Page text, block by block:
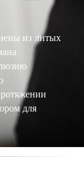
из литых
для